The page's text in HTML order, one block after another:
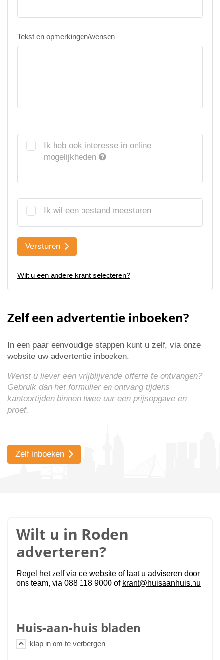
Tekst en opmerkingen/wensen
Ik heb ook interesse in online
mogelijkheden
Ik wil een bestand meesturen
Versturen
Wilt u een andere krant selecteren?
Zelf een advertentie inboeken?
In een paar eenvoudige stappen kunt u zelf, via onze
website uw advertentie inboeken.
Wenst u liever een vrijblijvende offerte te ontvangen?
Gebruik dan het formulier en ontvang tijdens
kantoortijden binnen twee uur een prijsopgave en
proef.
Zelf inboeken
Wilt u in Roden
adverteren?
Regel het zelf via de website of laat u adviseren door
ons team, via 088 118 9000 of krant@huisaanhuis.nu
Huis-aan-huis bladen